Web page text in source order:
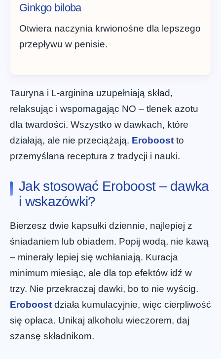
Ginkgo biloba
Otwiera naczynia krwionośne dla lepszego
przepływu w penisie.
Tauryna i L-arginina uzupełniają skład,
relaksując i wspomagając NO – tlenek azotu
dla twardości. Wszystko w dawkach, które
działają, ale nie przeciążają. Eroboost to
przemyślana receptura z tradycji i nauki.
Jak stosować Eroboost – dawka
i wskazówki?
Bierzesz dwie kapsułki dziennie, najlepiej z
śniadaniem lub obiadem. Popij wodą, nie kawą
– minerały lepiej się wchłaniają. Kuracja
minimum miesiąc, ale dla top efektów idź w
trzy. Nie przekraczaj dawki, bo to nie wyścig.
Eroboost działa kumulacyjnie, więc cierpliwość
się opłaca. Unikaj alkoholu wieczorem, daj
szansę składnikom.